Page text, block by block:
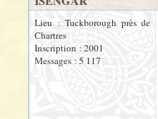
Lieu : Tuckborough près de
Chartres
Inscription : 2001
Messages : 5 117